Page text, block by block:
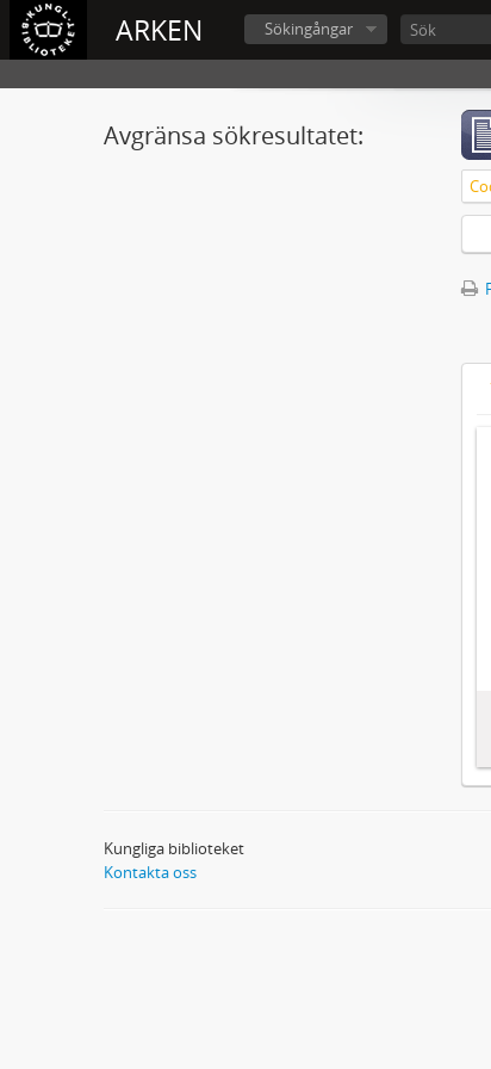
ARKEN Sökingångar
Avgränsa sökresultatet:
Kungliga biblioteket
Kontakta oss